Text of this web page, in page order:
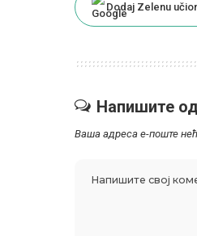
Dodaj Zelenu
Напишите
Ваша адреса е-поште